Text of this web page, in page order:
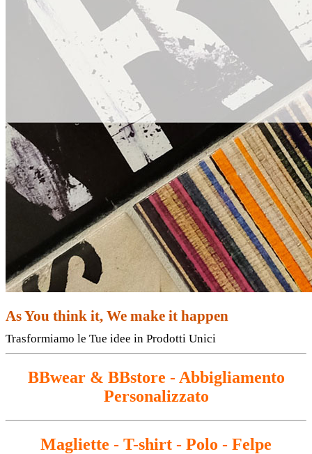
As You think it, We make it happen
Trasformiamo le Tue idee in Prodotti Unici
BBwear & BBstore - Abbigliamento
Personalizzato
Magliette - T-shirt - Polo - Felpe